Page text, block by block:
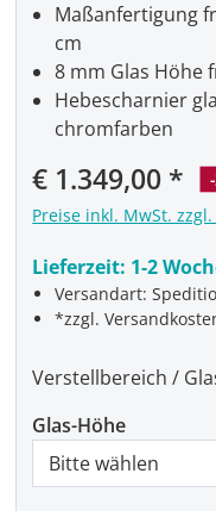
Verkaufspreis:
€ 1.349,00
Preise inkl. MwSt.
Lieferzeit: 1-2
Versandart:
*zzgl.
Maßanfertigung
cm
8 mm Glas Höhe
Hebescharnier
chromfarben
Verstellbereich /
Glas-Höhe